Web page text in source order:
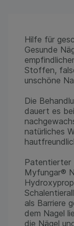
Hilfe für
Gesunde
Stoffen,
unschöne
Die
dauert es
natürliches
Patentierter
Myfungar®
als Barriere
dem Nagel
die Nägel